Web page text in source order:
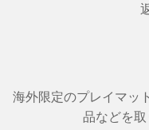
海外限定のプレイマッ
品などを取